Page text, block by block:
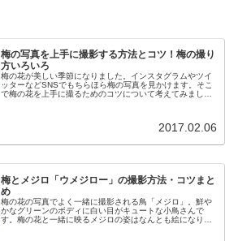
梅の写真を上手に撮影する方法とコツ！梅の撮り
方いろいろ
梅の花が美しい季節になりました。インスタグラムやツイ
ッターなどSNSでもちらほら梅の写真を見かけます。そこ
で梅の花を上手に撮るためのコツについて考えてみまし
2017.02.06
梅とメジロ「ウメジロー」の撮影方法・コツまと
め
梅の花の写真でよく一緒に撮影される鳥「メジロ」。鮮や
かなグリーンのボディに白い目がキュートな小鳥さんで
す。梅の花と一緒に映るメジロの姿はなんとも絵になりま